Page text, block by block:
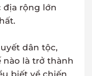
địa rộng lớn
dân tộc,
là trở thành